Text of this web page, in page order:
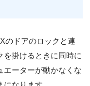
のドアのロックと連
を掛けるときに同時に
エーターが動かなくな